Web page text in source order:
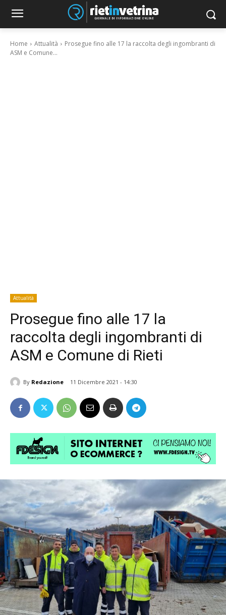
Home Attualità
Prosegue fino alle 17 la raccolta degli ingombranti di
ASM e Comune...
Attualità
Prosegue fino alle 17 la
raccolta degli ingombranti di
ASM e Comune di Rieti
By Redazione 11 Dicembre 2021 - 14:30